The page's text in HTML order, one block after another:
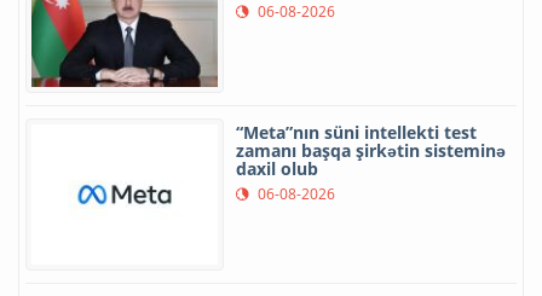
06-08-2026
“Meta”nın süni intellekti test
zamanı başqa şirkətin sisteminə
daxil olub
06-08-2026